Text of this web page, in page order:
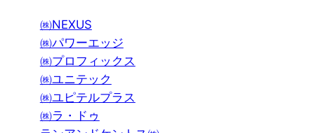
㈱NEXUS
㈱パワーエッジ
㈱プロフィックス
㈱ユニテック
㈱ユピテルプラス
㈱ラ・ドゥ